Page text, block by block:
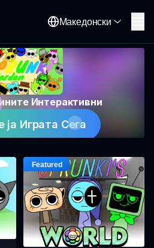
Македонски
Интерактивни
ја Играта Сега